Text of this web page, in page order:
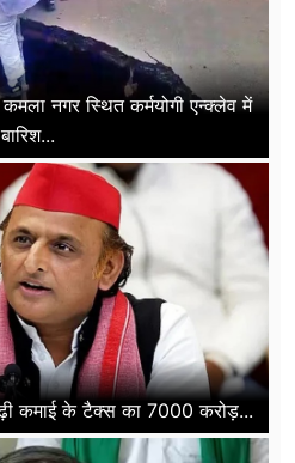
नगर स्थित कर्मयोगी एन्क्लेव में
बारिश...
कमाई के टैक्स का 7000 करोड़...